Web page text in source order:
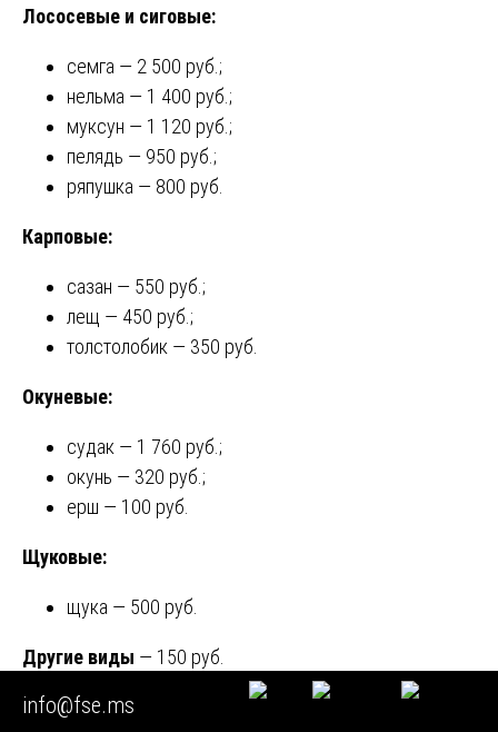
Лососевые и сиговые:
семга — 2 500 руб.;
нельма — 1 400 руб.;
муксун — 1 120 руб.;
пелядь — 950 руб.;
ряпушка — 800 руб.
Карповые:
сазан — 550 руб.;
лещ — 450 руб.;
толстолобик — 350 руб.
Окуневые:
судак — 1 760 руб.;
окунь — 320 руб.;
ерш — 100 руб.
Щуковые:
щука — 500 руб.
Другие виды — 150 руб.
Также установлены таксы за:
info@fse.ms